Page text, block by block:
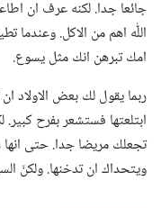
جائعا جدا.‏ لكنه عرف ان
اللّٰه اهم من الاكل.‏ وعندما
امك تبرهن انك مثل يسوع.‏
ربما يقول لك بعض الاولاد
ابتلعتها فستشعر بفرح
تجعلك مريضا جدا.‏ حتى انها
ويتحداك ان تدخنها.‏ ولكنّ